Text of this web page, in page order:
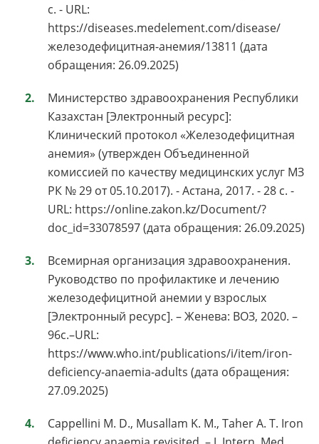
с. - URL:
https://diseases.medelement.com/disease/
железодефицитная-анемия/13811 (дата
обращения: 26.09.2025)
Министерство здравоохранения Республики
Казахстан [Электронный ресурс]:
Клинический протокол «Железодефицитная
анемия» (утвержден Объединенной
комиссией по качеству медицинских услуг МЗ
РК № 29 от 05.10.2017). - Астана, 2017. - 28 с. -
URL: https://online.zakon.kz/Document/?
doc_id=33078597 (дата обращения: 26.09.2025)
Всемирная организация здравоохранения.
Руководство по профилактике и лечению
железодефицитной анемии у взрослых
[Электронный ресурс]. – Женева: ВОЗ, 2020. –
96с.–URL:
https://www.who.int/publications/i/item/iron-
deficiency-anaemia-adults (дата обращения:
27.09.2025)
Cappellini M. D., Musallam K. M., Taher A. T. Iron